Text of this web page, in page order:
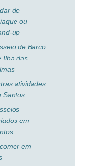
de
ou
up
de Barco
Ilha das
atividades
Santos
em
em